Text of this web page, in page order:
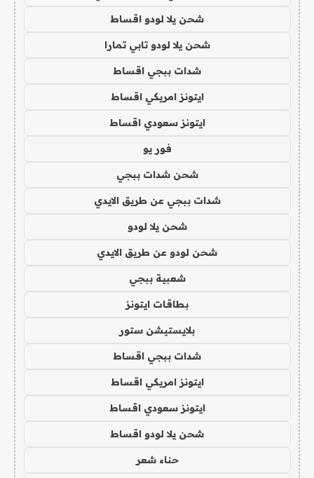
شحن يلا لودو اقساط
شحن يلا لودو تابي تمارا
شدات ببجي اقساط
ايتونز امريكي اقساط
ايتونز سعودي اقساط
فور يو
شحن شدات ببجي
شدات ببجي عن طريق الايدي
شحن يلا لودو
شحن لودو عن طريق الايدي
شعبية ببجي
بطاقات ايتونز
بلايستيشن ستور
شدات ببجي اقساط
ايتونز امريكي اقساط
ايتونز سعودي اقساط
شحن يلا لودو اقساط
حناء شعر